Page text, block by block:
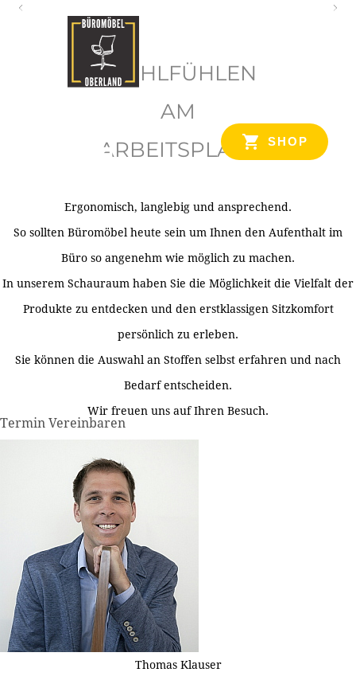
SHOP
WOHLFÜHLEN
AM
ARBEITSPLATZ
Ergonomisch, langlebig und ansprechend.
So sollten Büromöbel heute sein um Ihnen den Aufenthalt im
Büro so angenehm wie möglich zu machen.
In unserem Schauraum haben Sie die Möglichkeit die Vielfalt der
Produkte zu entdecken und den erstklassigen Sitzkomfort
persönlich zu erleben.
Sie können die Auswahl an Stoffen selbst erfahren und nach
Bedarf entscheiden.
Wir freuen uns auf Ihren Besuch.
Termin Vereinbaren
Thomas Klauser